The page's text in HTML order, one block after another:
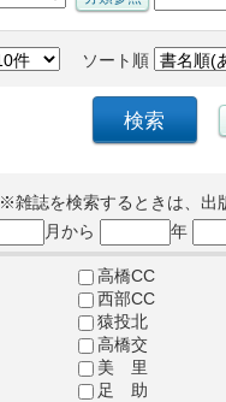
ソート順
※雑誌を検索するときは、出
月から 年
高橋CC
西部CC
猿投北
高橋交
美 里
足 助